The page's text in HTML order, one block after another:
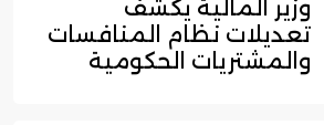
وزير المالية يكشف
تعديلات نظام المنافسات
والمشتريات الحكومية